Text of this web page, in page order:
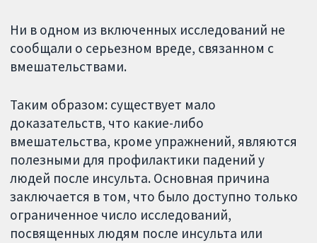
Ни в одном из включенных исследований не
сообщали о серьезном вреде, связанном с
вмешательствами.
Таким образом: существует мало
доказательств, что какие-либо
вмешательства, кроме упражнений, являются
полезными для профилактики падений у
людей после инсульта. Основная причина
заключается в том, что было доступно только
ограниченное число исследований,
посвященных людям после инсульта или